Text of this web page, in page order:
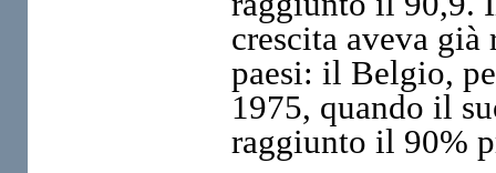
crescita aveva
paesi: il Belgio,
1975, quando il
raggiunto il 90%